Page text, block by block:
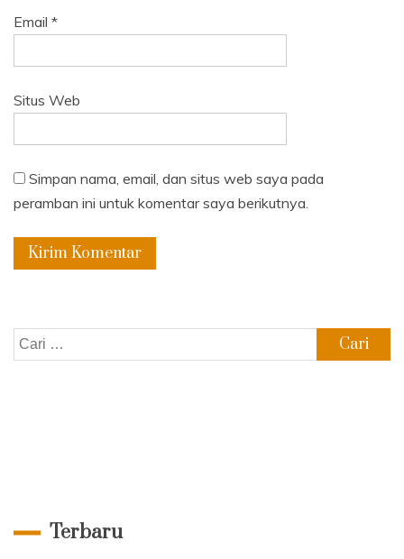
Email *
Situs Web
Simpan nama, email, dan situs web saya pada
peramban ini untuk komentar saya berikutnya.
Cari
untuk:
Terbaru